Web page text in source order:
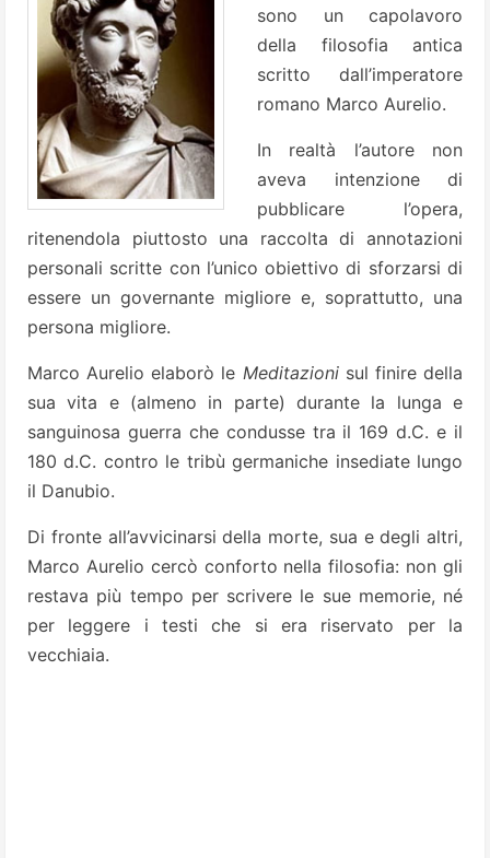
sono un capolavoro
della filosofia antica
scritto dall’imperatore
romano Marco Aurelio.
In realtà l’autore non
aveva intenzione di
pubblicare l’opera,
ritenendola piuttosto una raccolta di annotazioni
personali scritte con l’unico obiettivo di sforzarsi di
essere un governante migliore e, soprattutto, una
persona migliore.
Marco Aurelio elaborò le Meditazionisul finire della
sua vita e (almeno in parte) durante la lunga e
sanguinosa guerra che condusse tra il 169 d.C. e il
180 d.C. contro le tribù germaniche insediate lungo
il Danubio.
Di fronte all’avvicinarsi della morte, sua e degli altri,
Marco Aurelio cercò conforto nella filosofia: non gli
restava più tempo per scrivere le sue memorie, né
per leggere i testi che si era riservato per la
vecchiaia.